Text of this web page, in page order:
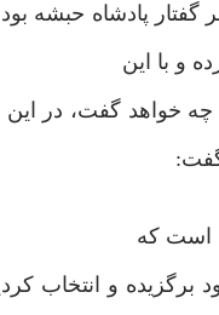
گفتار پادشاه حبشه
و با این
چه خواهد گفت، در
است که
برگزیده و انتخاب